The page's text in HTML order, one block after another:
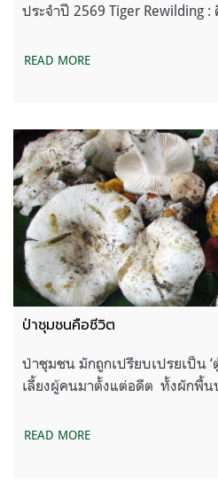
ประจำปี 2569 Tiger Rewilding
READ MORE
ป่าชุมชนคือชีวิต
ป่าชุมชน มักถูกเปรียบเปรยเป็น
เลี้ยงผู้คนมาตั้งแต่อดีต ทั้งผักพื้
READ MORE